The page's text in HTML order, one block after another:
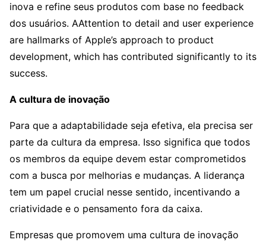
inova e refine seus produtos com base no feedback
dos usuários. AAttention to detail and user experience
are hallmarks of Apple’s approach to product
development, which has contributed significantly to its
success.
A cultura de inovação
Para que a adaptabilidade seja efetiva, ela precisa ser
parte da cultura da empresa. Isso significa que todos
os membros da equipe devem estar comprometidos
com a busca por melhorias e mudanças. A liderança
tem um papel crucial nesse sentido, incentivando a
criatividade e o pensamento fora da caixa.
Empresas que promovem uma cultura de inovação